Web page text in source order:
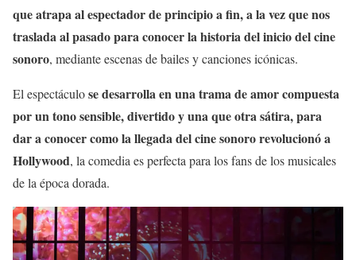
que atrapa al espectador de principio a fin, a la vez que nos
traslada al pasado para conocer la historia del inicio del cine
sonoro, mediante escenas de bailes y canciones icónicas.
El espectáculose desarrolla en una trama de amor compuesta
por un tono sensible, divertido y una que otra sátira, para
dar a conocer como la llegada del cine sonoro revolucionó a
Hollywood, la comedia es perfecta para los fans de los musicales
de la época dorada.